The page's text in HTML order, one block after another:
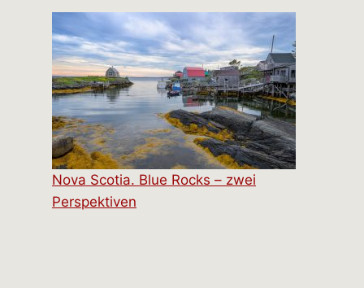
Nova Scotia. Blue Rocks – zwei
Perspektiven